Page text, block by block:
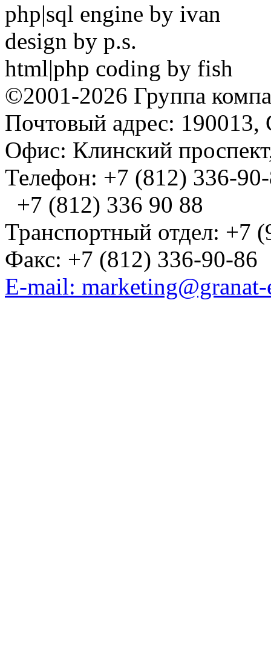
php|sql engine by ivan
design by p.s.
html|php coding by fish
©2001-2026 Группа
Почтовый адрес: 190013,
Офис: Клинский
Телефон: +7 (812) 336-
+7 (812) 336 90 88
Транспортный отдел: +7
Факс: +7 (812) 336-90-86
E-mail: